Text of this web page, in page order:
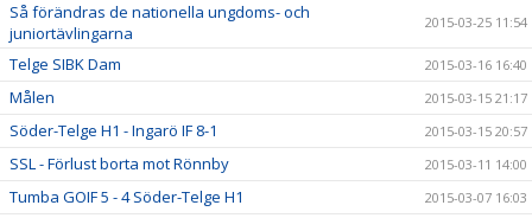
Så förändras de nationella ungdoms- och
juniortävlingarna
2015-03-25 11:54
Telge SIBK Dam 2015-03-16 16:40
Målen 2015-03-15 21:17
Söder-Telge H1 - Ingarö IF 8-1 2015-03-15 20:57
SSL - Förlust borta mot Rönnby 2015-03-11 14:00
Tumba GOIF 5 - 4 Söder-Telge H1 2015-03-07 16:03